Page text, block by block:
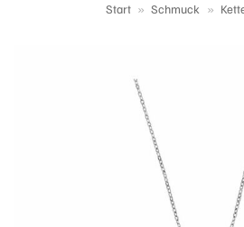
Start » Schmuck »